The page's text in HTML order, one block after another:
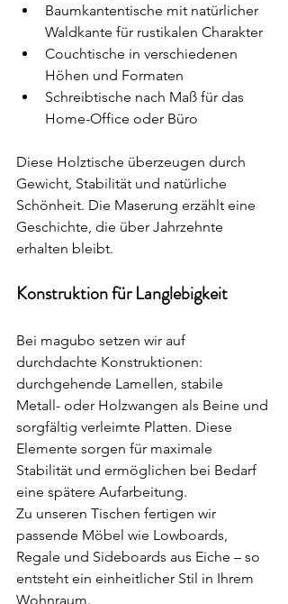
Baumkantentische mit natürlicher
Waldkante für rustikalen Charakter
Couchtische in verschiedenen
Höhen und Formaten
Schreibtische nach Maß für das
Home-Office oder Büro
Diese Holztische überzeugen durch
Gewicht, Stabilität und natürliche
Schönheit. Die Maserung erzählt eine
Geschichte, die über Jahrzehnte
erhalten bleibt.
Konstruktion für Langlebigkeit
Bei magubo setzen wir auf
durchdachte Konstruktionen:
durchgehende Lamellen, stabile
Metall- oder Holzwangen als Beine und
sorgfältig verleimte Platten. Diese
Elemente sorgen für maximale
Stabilität und ermöglichen bei Bedarf
eine spätere Aufarbeitung.
Zu unseren Tischen fertigen wir
passende Möbel wie Lowboards,
Regale und Sideboards aus Eiche – so
entsteht ein einheitlicher Stil in Ihrem
Wohnraum.